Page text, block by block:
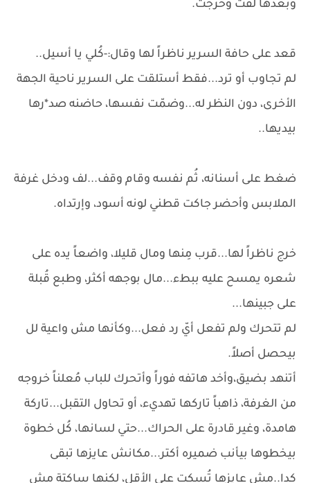
وبعدها لفت وخرجت.
قعد على حافة السرير ناظراً لها وقال:-كُلي يا أسيل..
لم تجاوب أو ترد...فقط أستلقت على السرير ناحية الجهة
الأخرى، دون النظر له...وضمّت نفسها، حاضنه صد*رها
بيديها..
ضغط على أسنانه، ثُم نفسه وقام وقف...لف ودخل غرفة
الملابس وأحضر جاكت قطني لونه أسود، وإرتداه.
خرج ناظراً لها...قرب مِنها ومال قليلا، واضعاً يده على
شعره يمسح عليه ببطء...مال بوجهه أكثر، وطبع قُبلة
على جبينها...
لم تتحرك ولم تفعل أيّ رد فعل...وكأنها مش واعية لل
بيحصل أصلاً.
أتنهد بضيق،وأخد هاتفه فوراً وأتحرك للباب مُعلناً خروجه
من الغرفة، ذاهباً تاركها تهديء، أو تحاول التقبل...تاركة
هامدة، وغير قادرة على الحراك...حتي لسانها، كُل خطوة
بيخطوها بيأنب ضميره أكتر...مكانش عايزها تبقى
كدا..مش عايزها تُسكت على الأقل، لكنها ساكتة مش